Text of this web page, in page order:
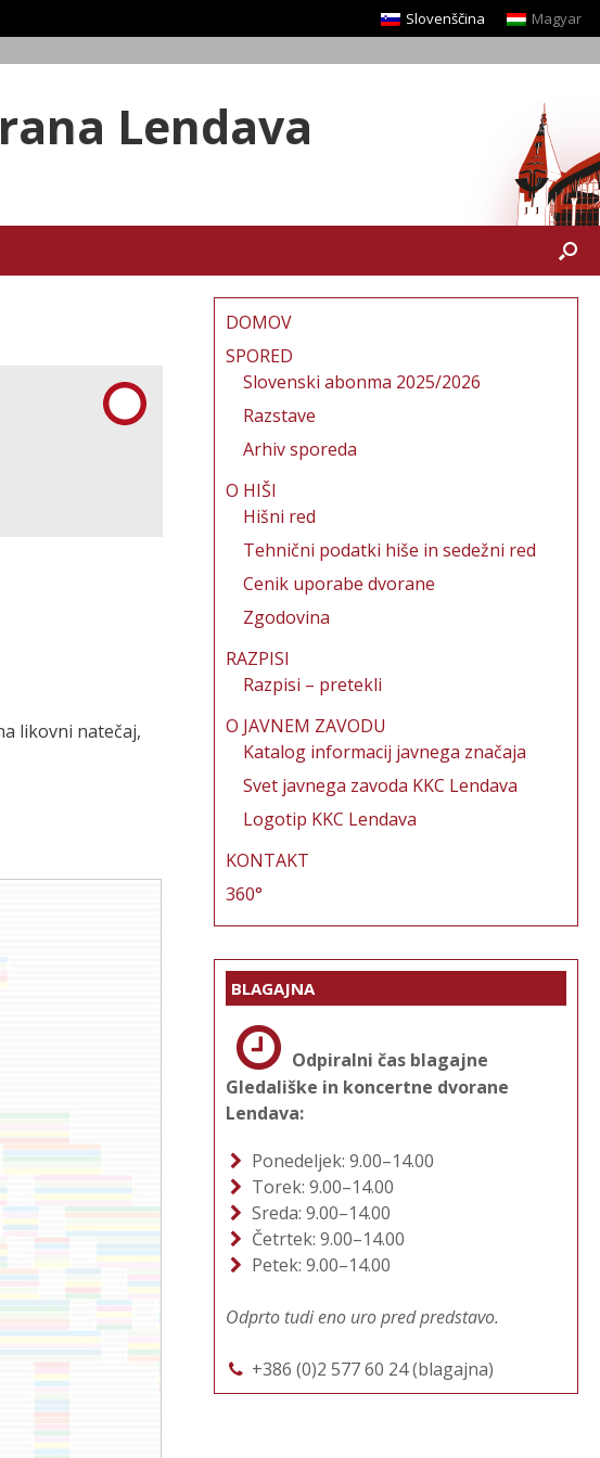
Slovenščina
Magyar
Lendava
likovni natečaj,
DOMOV
SPORED
Slovenski abonma 2025/2026
Razstave
Arhiv sporeda
O HIŠI
Hišni red
Tehnični podatki hiše in sedežni red
Cenik uporabe dvorane
Zgodovina
RAZPISI
Razpisi – pretekli
O JAVNEM ZAVODU
Katalog informacij javnega značaja
Svet javnega zavoda KKC Lendava
Logotip KKC Lendava
KONTAKT
360°
BLAGAJNA
Odpiralni čas blagajne
Gledališke in koncertne dvorane
Lendava:
Ponedeljek: 9.00–14.00
Torek: 9.00–14.00
Sreda: 9.00–14.00
Četrtek: 9.00–14.00
Petek: 9.00–14.00
Odprto tudi eno uro pred predstavo.
+386 (0)2 577 60 24 (blagajna)